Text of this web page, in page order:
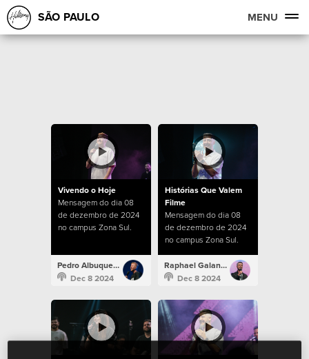
SÃO PAULO MENU
Vivendo o Hoje
Mensagem do dia 08
de dezembro de 2024
no campus Zona Sul.
Pedro Albuquerque
Dec 8 2024
Histórias Que Valem
Filme
Mensagem do dia 08
de dezembro de 2024
no campus Zona Sul.
Raphael Galante
Dec 8 2024